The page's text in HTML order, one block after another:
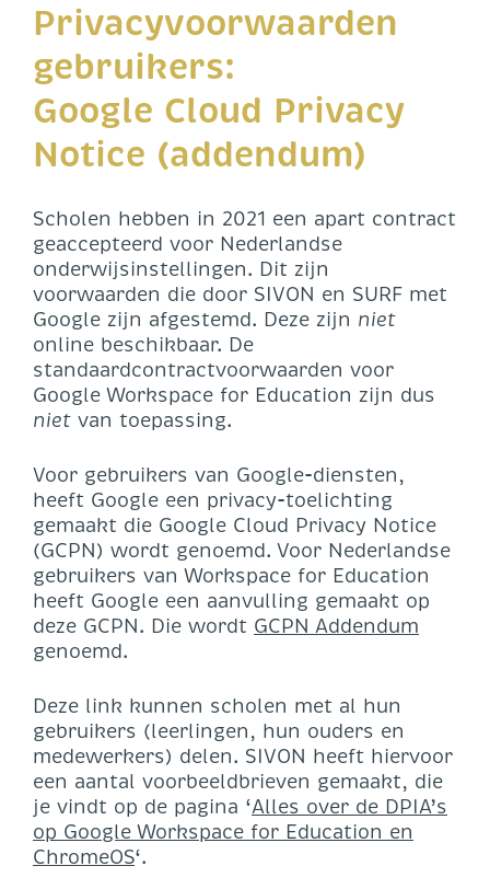
Privacyvoorwaarden
gebruikers:
Google Cloud Privacy
Notice (addendum)
Scholen hebben in 2021 een apart contract
geaccepteerd voor Nederlandse
onderwijsinstellingen. Dit zijn
voorwaarden die door SIVON en SURF met
Google zijn afgestemd. Deze zijn niet
online beschikbaar. De
standaardcontractvoorwaarden voor
Google Workspace for Education zijn dus
niet van toepassing.
Voor gebruikers van Google-diensten,
heeft Google een privacy-toelichting
gemaakt die Google Cloud Privacy Notice
(GCPN) wordt genoemd. Voor Nederlandse
gebruikers van Workspace for Education
heeft Google een aanvulling gemaakt op
deze GCPN. Die wordt GCPN Addendum
genoemd.
Deze link kunnen scholen met al hun
gebruikers (leerlingen, hun ouders en
medewerkers) delen. SIVON heeft hiervoor
een aantal voorbeeldbrieven gemaakt, die
je vindt op de pagina ‘Alles over de DPIA’s
op Google Workspace for Education en
ChromeOS‘.